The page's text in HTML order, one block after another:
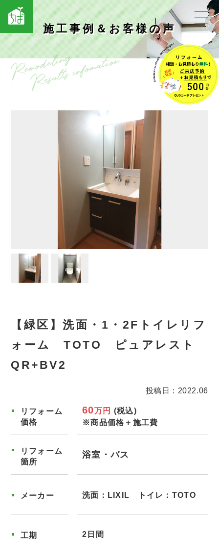
施工事例＆お客様の声
【緑区】洗面・1・2Fトイレリフ
ォーム TOTO ピュアレスト
QR+BV2
投稿日：2022.06
リフォーム
価格
60万円 (税込)
※商品価格＋施工費
リフォーム
箇所
浴室・バス
メーカー 洗面：LIXIL トイレ：TOTO
工期 2日間